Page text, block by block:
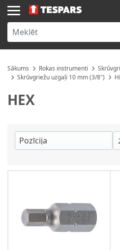
Skip to Content
Sākums Rokas instrumenti
Skrūvgriežu uzgaļi 10 mm (3/8")
HEX